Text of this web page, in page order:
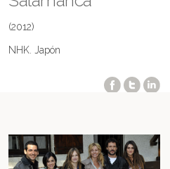
(2012)
NHK. Japón